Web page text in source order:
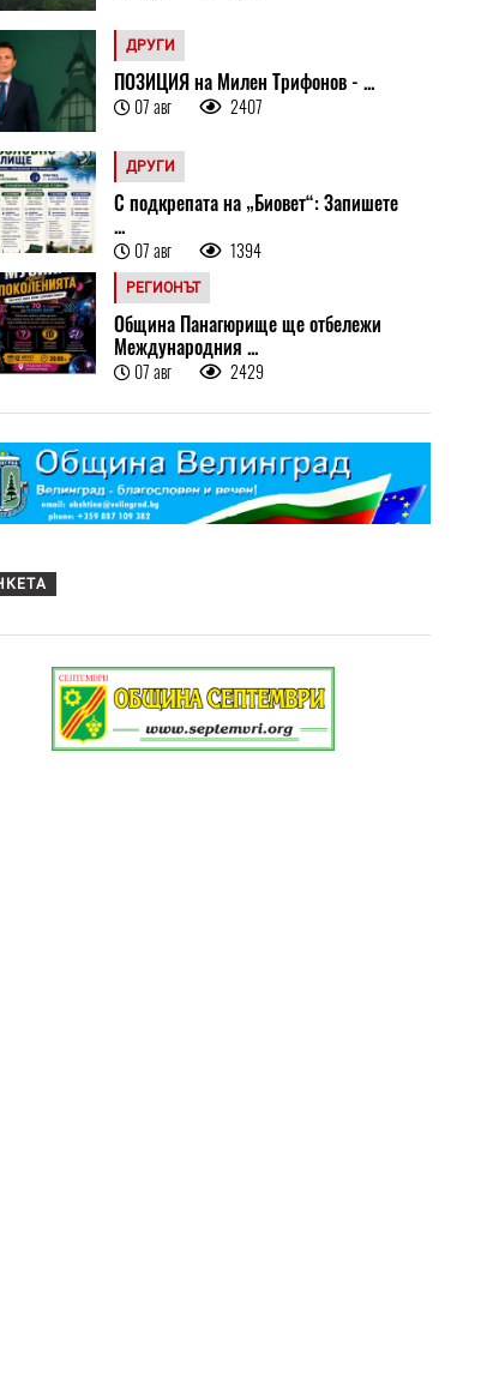
ДРУГИ
ПОЗИЦИЯ на Милен Трифонов - ...
07 авг 2407
ДРУГИ
С подкрепата на „Биовет“: Запишете
...
07 авг 1394
РЕГИОНЪТ
Община Панагюрище ще отбележи
Международния ...
07 авг 2429